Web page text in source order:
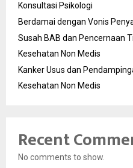
Konsultasi Psikologi
Berdamai dengan Vonis
Susah BAB dan Pencernaan
Kesehatan Non Medis
Kanker Usus dan
Kesehatan Non Medis
Recent
No comments to show.